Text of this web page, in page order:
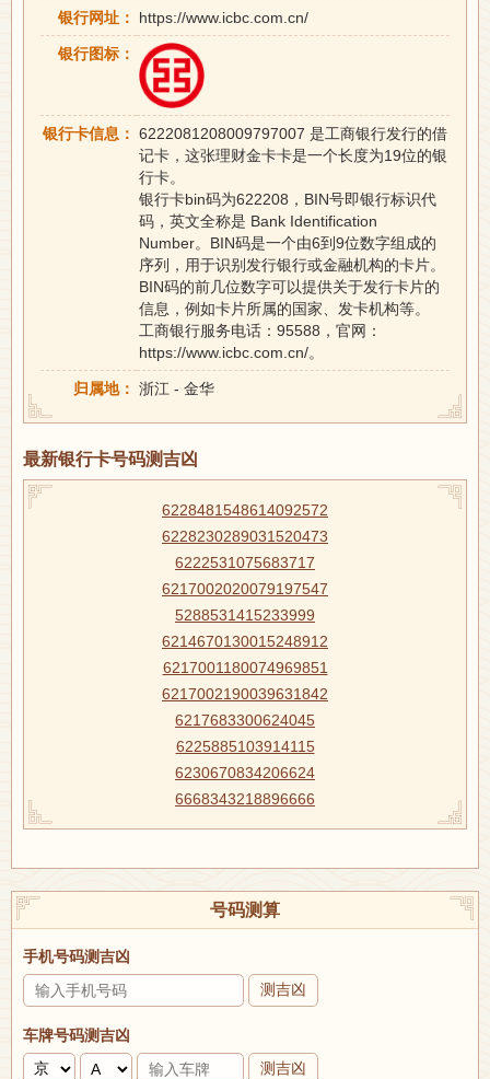
银行网址： https://www.icbc.com.cn/
银行图标：
银行卡信息： 6222081208009797007 是工商银行发行的借
记卡，这张理财金卡卡是一个长度为19位的银
行卡。
银行卡bin码为622208，BIN号即银行标识代
码，英文全称是 Bank Identification
Number。BIN码是一个由6到9位数字组成的
序列，用于识别发行银行或金融机构的卡片。
BIN码的前几位数字可以提供关于发行卡片的
信息，例如卡片所属的国家、发卡机构等。
工商银行服务电话：95588，官网：
https://www.icbc.com.cn/。
归属地： 浙江 - 金华
最新银行卡号码测吉凶
6228481548614092572
6228230289031520473
6222531075683717
6217002020079197547
5288531415233999
6214670130015248912
6217001180074969851
6217002190039631842
6217683300624045
6225885103914115
6230670834206624
6668343218896666
号码测算
手机号码测吉凶
测吉凶
车牌号码测吉凶
测吉凶